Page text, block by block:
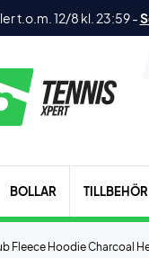
t.o.m. 12/8 kl. 23:59-
BOLLAR TILLBEHÖR
Fleece Hoodie Charcoal